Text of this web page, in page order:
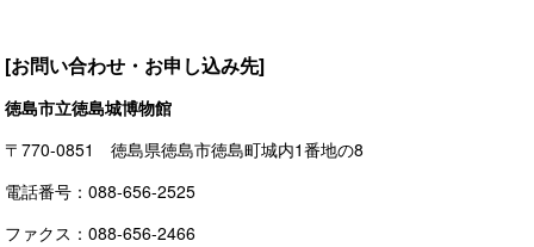
[お問い合わせ・お申し込み先]
徳島市立徳島城博物館
〒770-0851 徳島県徳島市徳島町城内1番地の8
電話番号：088-656-2525
ファクス：088-656-2466